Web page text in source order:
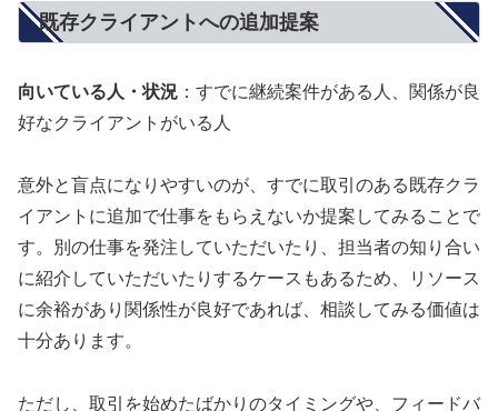
既存クライアントへの追加提案
向いている人・状況 ：すでに継続案件がある人、関係が良
好なクライアントがいる人
意外と盲点になりやすいのが、すでに取引のある既存クラ
イアントに追加で仕事をもらえないか提案してみることで
す。別の仕事を発注していただいたり、担当者の知り合い
に紹介していただいたりするケースもあるため、リソース
に余裕があり関係性が良好であれば、相談してみる価値は
十分あります。
ただし、取引を始めたばかりのタイミングや、フィードバ